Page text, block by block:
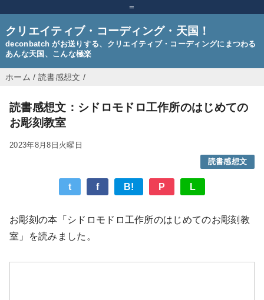
=
クリエイティブ・コーディング・天国！
deconbatch がお送りする、クリエイティブ・コーディングにまつわる
あんな天国、こんな極楽
ホーム / 読書感想文 /
読書感想文：シドロモドロ工作所のはじめての
お彫刻教室
2023年8月8日火曜日
読書感想文
t f B! P L
お彫刻の本「シドロモドロ工作所のはじめてのお彫刻教
室」を読みました。